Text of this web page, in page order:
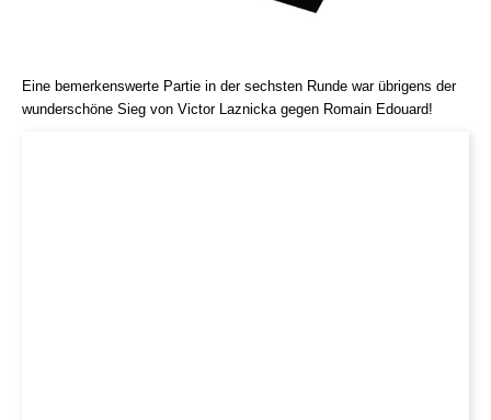
Eine bemerkenswerte Partie in der sechsten Runde war übrigens der
wunderschöne Sieg von Victor Laznicka gegen Romain Edouard!